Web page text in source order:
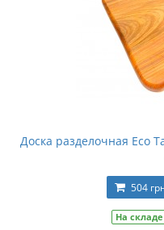
Доска разделочная Eco
504
На складе